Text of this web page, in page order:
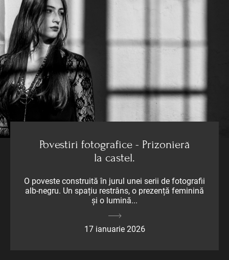
Povestiri fotografice - Prizonieră
la castel.
O poveste construită în jurul unei serii de fotografii
alb-negru. Un spațiu restrâns, o prezență feminină
și o lumină...
17 ianuarie 2026